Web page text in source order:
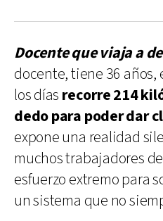
Docente que viaja a
docente, tiene 36 años,
los días recorre 214
dedo para poder dar
expone una realidad
muchos trabajadores
esfuerzo extremo para
un sistema que no